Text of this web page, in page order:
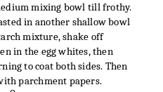
mixing bowl till frothy.
in another shallow bowl
mixture, shake off
in the egg whites, then
to coat both sides. Then
parchment papers.